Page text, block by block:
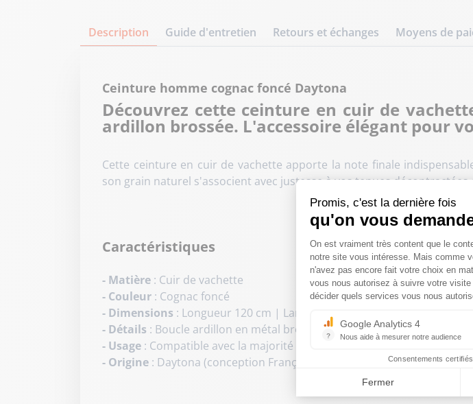
Promis, c'est la dernière fois
qu'on vous
Plateforme de
On est vraiment très content que le
notre site vous intéresse. Mais comme
n'avez pas encore fait votre choix en
vous nous autorisez à suivre votre
décider quels services vous nous
?
Google Analytics 4
Nous aide à mesurer notre audience
Consentements
Fermer
Axeptio
Description Guide d'entretien Retours et échanges Moyens de
Ceinture homme cognac foncé Daytona
Découvrez cette ceinture en cuir de
ardillon brossée. L'accessoire élégant pour
Cette ceinture en cuir de vachette apporte la note finale
son grain naturel s'associent avec justesse à vos tenues
Caractéristiques
- Matière : Cuir de vachette
- Couleur : Cognac foncé
- Dimensions : Longueur 120 cm | Largeur 3,9 cm
- Détails : Boucle ardillon en métal brossé, passant en cuir assorti
- Usage : Compatible avec la majorité des passants de jeans et de
- Origine : Daytona (conception Française).